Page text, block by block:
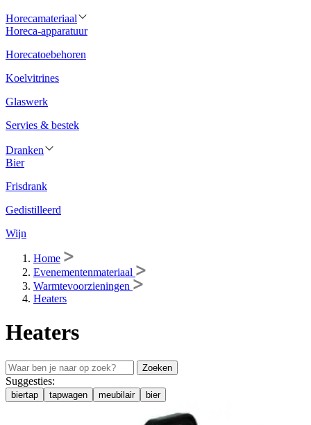
Horecamateriaal
Horeca-apparatuur
Horecatoebehoren
Koelvitrines
Glaswerk
Servies & bestek
Dranken
Bier
Frisdrank
Gedistilleerd
Wijn
Home
Evenementenmateriaal
Warmtevoorzieningen
Heaters
Heaters
Zoeken
Suggesties:
biertap tapwagen meubilair bier